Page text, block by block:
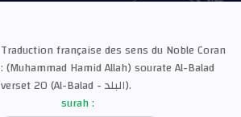
Traduction française des sens du Noble Coran
: (Muhammad Hamid Allah) sourate Al-Balad
verset 20 (Al-Balad - البلد).
surah :